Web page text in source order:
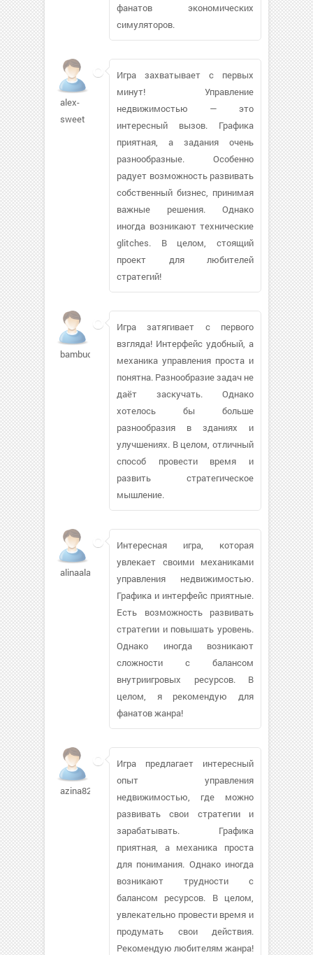
фанатов экономических
симуляторов.
alex-
sweet
Игра захватывает с первых
минут! Управление
недвижимостью — это
интересный вызов. Графика
приятная, а задания очень
разнообразные. Особенно
радует возможность развивать
собственный бизнес, принимая
важные решения. Однако
иногда возникают технические
glitches. В целом, стоящий
проект для любителей
стратегий!
bambucho91
Игра затягивает с первого
взгляда! Интерфейс удобный, а
механика управления проста и
понятна. Разнообразие задач не
даёт заскучать. Однако
хотелось бы больше
разнообразия в зданиях и
улучшениях. В целом, отличный
способ провести время и
развить стратегическое
мышление.
alinaalan
Интересная игра, которая
увлекает своими механиками
управления недвижимостью.
Графика и интерфейс приятные.
Есть возможность развивать
стратегии и повышать уровень.
Однако иногда возникают
сложности с балансом
внутриигровых ресурсов. В
целом, я рекомендую для
фанатов жанра!
azina82
Игра предлагает интересный
опыт управления
недвижимостью, где можно
развивать свои стратегии и
зарабатывать. Графика
приятная, а механика проста
для понимания. Однако иногда
возникают трудности с
балансом ресурсов. В целом,
увлекательно провести время и
продумать свои действия.
Рекомендую любителям жанра!